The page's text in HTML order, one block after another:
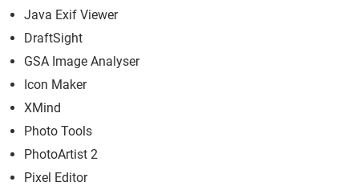
Java Exif Viewer
DraftSight
GSA Image Analyser
Icon Maker
XMind
Photo Tools
PhotoArtist 2
Pixel Editor